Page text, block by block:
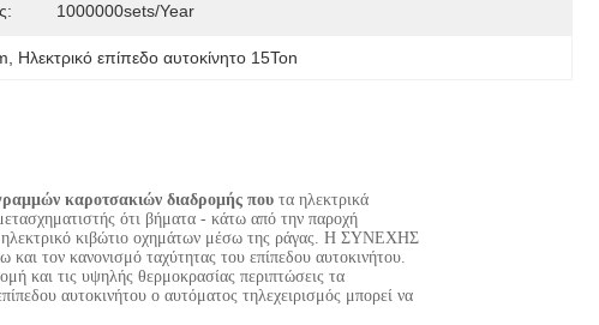
1000000sets/year
Ηλεκτρικό επίπεδο αυτοκίνητο 15Ton
καροτσακιών διαδρομής που τα ηλεκτρικά
ότι βήματα - κάτω από την παροχή
ηλεκτρικό κιβώτιο οχημάτων μέσω της ράγας. Η ΣΥΝΕΧΗΣ
τον κανονισμό ταχύτητας του επίπεδου αυτοκινήτου.
και τις υψηλής θερμοκρασίας περιπτώσεις τα
αυτοκινήτου ο αυτόματος τηλεχειρισμός μπορεί να